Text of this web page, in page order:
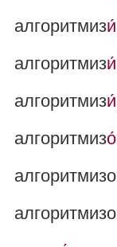
алгоритмизи́
алгоритмизи́
алгоритмизи́
алгоритмизо́